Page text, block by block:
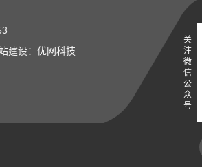
建设：优网科技
关
注
微
信
公
众
号